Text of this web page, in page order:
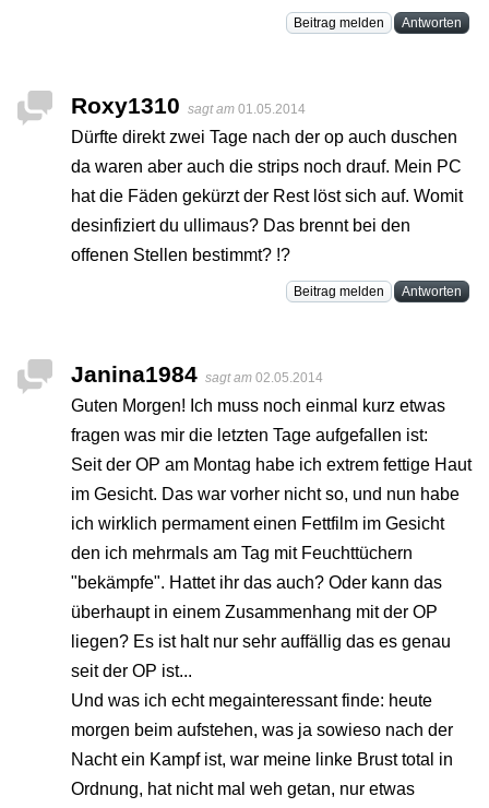
Beitrag melden Antworten
Roxy1310 sagt am 01.05.2014
Dürfte direkt zwei Tage nach der op auch duschen
da waren aber auch die strips noch drauf. Mein PC
hat die Fäden gekürzt der Rest löst sich auf. Womit
desinfiziert du ullimaus? Das brennt bei den
offenen Stellen bestimmt? !?
Beitrag melden Antworten
Janina1984 sagt am 02.05.2014
Guten Morgen! Ich muss noch einmal kurz etwas
fragen was mir die letzten Tage aufgefallen ist:
Seit der OP am Montag habe ich extrem fettige Haut
im Gesicht. Das war vorher nicht so, und nun habe
ich wirklich permament einen Fettfilm im Gesicht
den ich mehrmals am Tag mit Feuchttüchern
"bekämpfe". Hattet ihr das auch? Oder kann das
überhaupt in einem Zusammenhang mit der OP
liegen? Es ist halt nur sehr auffällig das es genau
seit der OP ist...
Und was ich echt megainteressant finde: heute
morgen beim aufstehen, was ja sowieso nach der
Nacht ein Kampf ist, war meine linke Brust total in
Ordnung, hat nicht mal weh getan, nur etwas